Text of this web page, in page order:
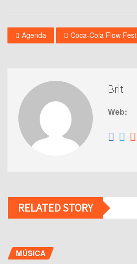
Agenda Coca-Cola Flow Fest
Brit
Web:
RELATED STORY
MÚSICA